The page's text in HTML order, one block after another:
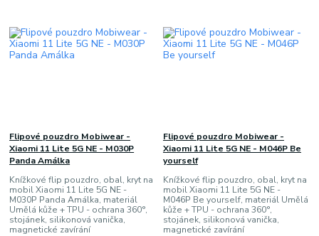
Flipové pouzdro Mobiwear -
Xiaomi 11 Lite 5G NE - M030P
Panda Amálka
Knížkové flip pouzdro, obal, kryt na
mobil Xiaomi 11 Lite 5G NE -
M030P Panda Amálka, materiál
Umělá kůže + TPU - ochrana 360°,
stojánek, silikonová vanička,
magnetické zavírání
Flipové pouzdro Mobiwear -
Xiaomi 11 Lite 5G NE - M046P Be
yourself
Knížkové flip pouzdro, obal, kryt na
mobil Xiaomi 11 Lite 5G NE -
M046P Be yourself, materiál Umělá
kůže + TPU - ochrana 360°,
stojánek, silikonová vanička,
magnetické zavírání